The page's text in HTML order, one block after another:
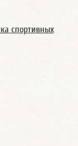
спортивных